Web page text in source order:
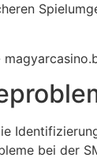
bei der